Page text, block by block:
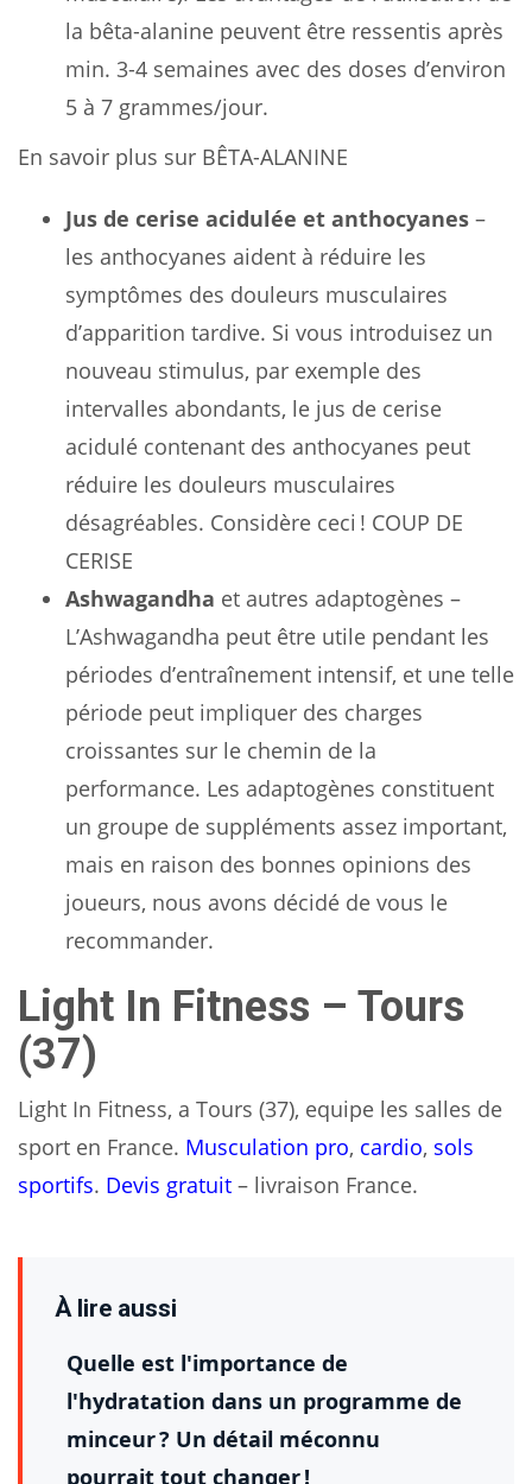
la bêta-alanine peuvent être ressentis après
min. 3-4 semaines avec des doses d’environ
5 à 7 grammes/jour.
En savoir plus sur BÊTA-ALANINE
Jus de cerise acidulée et anthocyanes –
les anthocyanes aident à réduire les
symptômes des douleurs musculaires
d’apparition tardive. Si vous introduisez un
nouveau stimulus, par exemple des
intervalles abondants, le jus de cerise
acidulé contenant des anthocyanes peut
réduire les douleurs musculaires
désagréables. Considère ceci ! COUP DE
CERISE
Ashwagandha et autres adaptogènes –
L’Ashwagandha peut être utile pendant les
périodes d’entraînement intensif, et une telle
période peut impliquer des charges
croissantes sur le chemin de la
performance. Les adaptogènes constituent
un groupe de suppléments assez important,
mais en raison des bonnes opinions des
joueurs, nous avons décidé de vous le
recommander.
Light In Fitness – Tours
(37)
Light In Fitness, a Tours (37), equipe les salles de
sport en France. Musculation pro, cardio, sols
sportifs. Devis gratuit – livraison France.
À lire aussi
Quelle est l'importance de
l'hydratation dans un programme de
minceur ? Un détail méconnu
pourrait tout changer !